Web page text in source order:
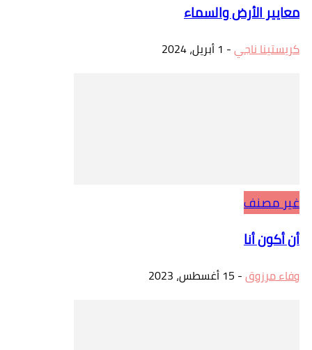
معايير الأرض والسماء
كريستينا ناجي- 1 أبريل، 2024
غير مصنف
أن أكون أنا
وفاء مرزوق- 15 أغسطس، 2023